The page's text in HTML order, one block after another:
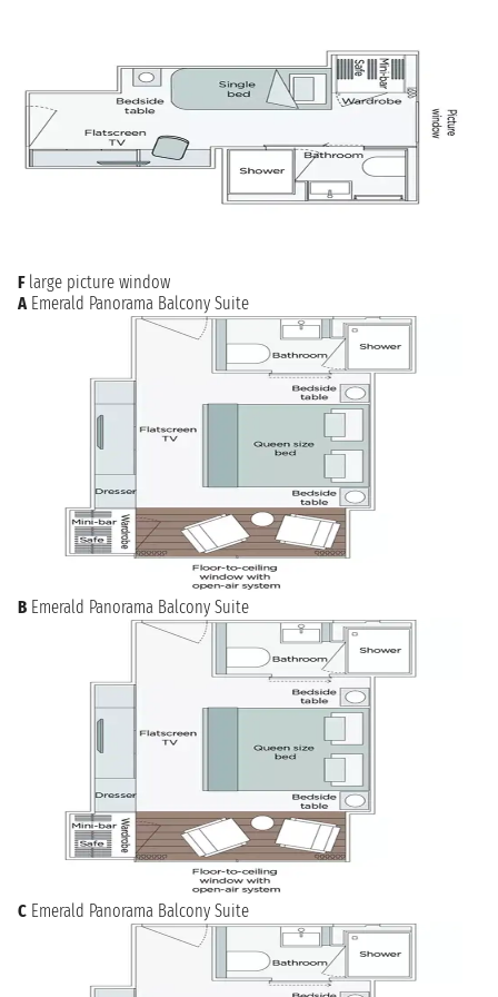
F large picture window
A Emerald Panorama Balcony Suite
B Emerald Panorama Balcony Suite
C Emerald Panorama Balcony Suite